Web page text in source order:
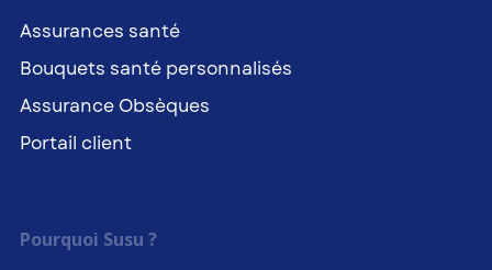
Assurances santé
Bouquets santé personnalisés
Assurance Obsèques
Portail client
Pourquoi Susu ?